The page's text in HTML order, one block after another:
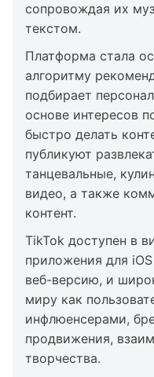
сопровождая их
текстом.
Платформа стала
алгоритму
подбирает
основе интересов
быстро делать
публикуют
танцевальные,
видео, а также
контент.
TikTok доступен в
приложения для
веб-версию, и
миру как
инфлюенсерами,
продвижения,
творчества.